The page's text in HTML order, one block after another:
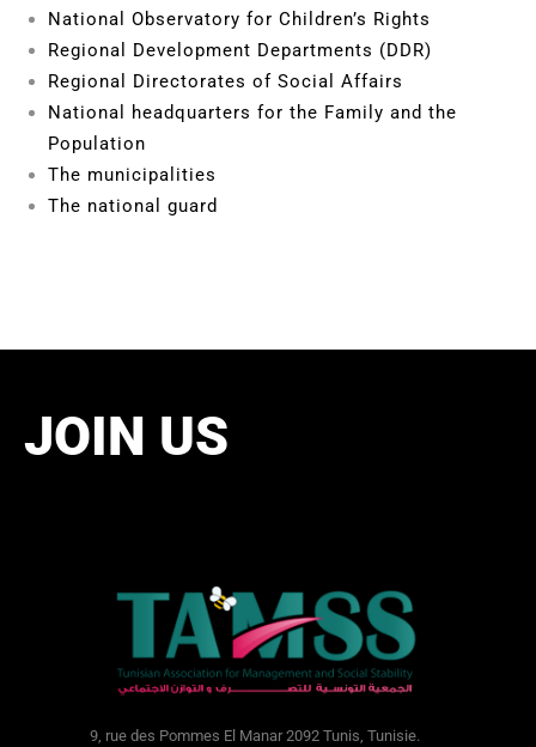
National Observatory for Children’s Rights
Regional Development Departments (DDR)
Regional Directorates of Social Affairs
National headquarters for the Family and the
Population
The municipalities
The national guard
JOIN US
9, rue des Pommes El Manar 2092 Tunis, Tunisie.